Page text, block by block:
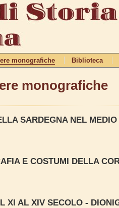
monografiche Biblioteca
monografiche
SARDEGNA NEL
E COSTUMI DELLA
XI AL XIV SECOLO -